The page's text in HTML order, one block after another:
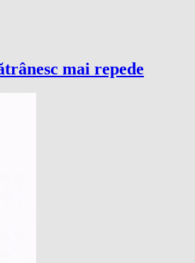
mai repede